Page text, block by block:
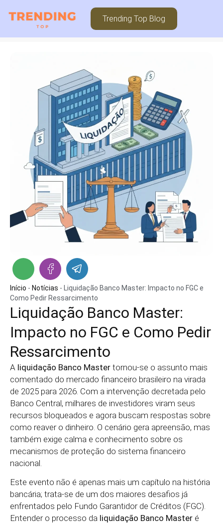
Trending Top Blog
Início - Notícias - Liquidação Banco Master: Impacto no FGC e
Como Pedir Ressarcimento
Liquidação Banco Master:
Impacto no FGC e Como Pedir
Ressarcimento
A liquidação Banco Master tornou-se o assunto mais
comentado do mercado financeiro brasileiro na virada
de 2025 para 2026. Com a intervenção decretada pelo
Banco Central, milhares de investidores viram seus
recursos bloqueados e agora buscam respostas sobre
como reaver o dinheiro. O cenário gera apreensão, mas
também exige calma e conhecimento sobre os
mecanismos de proteção do sistema financeiro
nacional.
Este evento não é apenas mais um capítulo na história
bancária; trata-se de um dos maiores desafios já
enfrentados pelo Fundo Garantidor de Créditos (FGC).
Entender o processo da liquidação Banco Master é